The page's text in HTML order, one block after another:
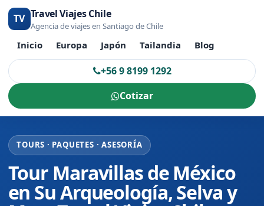
TV Travel Viajes Chile
Agencia de viajes en Santiago de Chile
Inicio Europa Japón Tailandia Blog
+56 9 8199 1292
Cotizar
TOURS · PAQUETES · ASESORÍA
Tour Maravillas de México
en Su Arqueología, Selva y